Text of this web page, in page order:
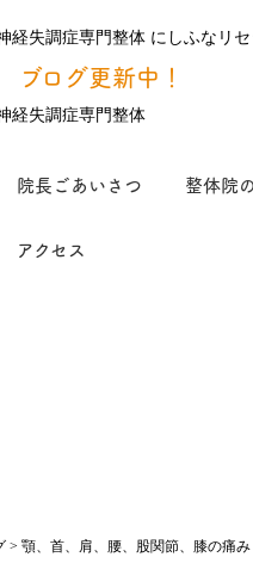
更新中！
院長ごあいさつ 整体院
アクセス
> 顎、首、肩、腰、股関節、膝の痛み